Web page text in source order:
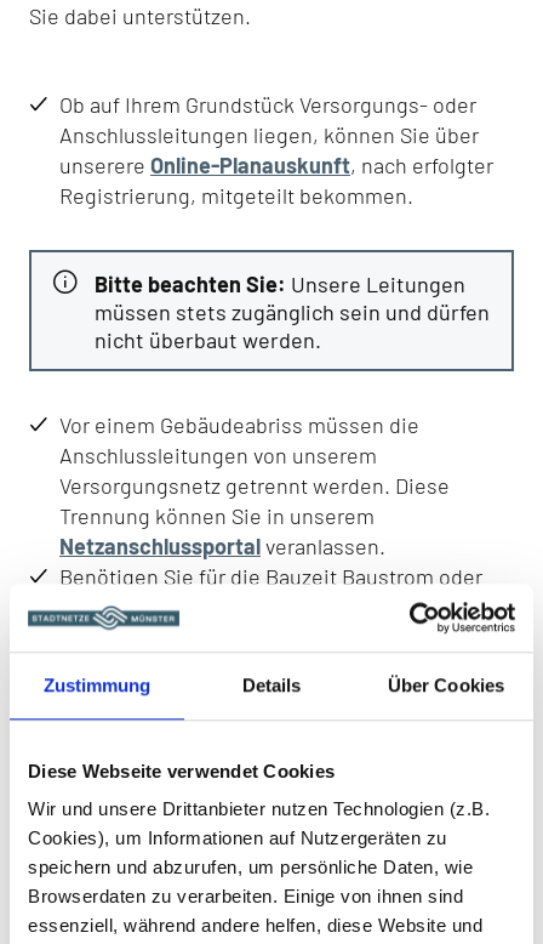
Zustimmung Details Über Cookies
Diese Webseite verwendet Cookies
Wir und unsere Drittanbieter nutzen Technologien (z.B.
Cookies), um Informationen auf Nutzergeräten zu
speichern und abzurufen, um persönliche Daten, wie
Browserdaten zu verarbeiten. Einige von ihnen sind
essenziell, während andere helfen, diese Website und
Sie dabei unterstützen.
Ob auf Ihrem Grundstück Versorgungs- oder
Anschlussleitungen liegen, können Sie über
unserere Online-Planauskunft, nach erfolgter
Registrierung, mitgeteilt bekommen.
Bitte beachten Sie: Unsere Leitungen
müssen stets zugänglich sein und dürfen
nicht überbaut werden.
Vor einem Gebäudeabriss müssen die
Anschlussleitungen von unserem
Versorgungsnetz getrennt werden. Diese
Trennung können Sie in unserem
Netzanschlussportalveranlassen.
Benötigen Sie für die Bauzeit Baustrom oder
Bauwasser, können Sie bei uns einen
Baustromanschluss beauftragen.
Installateur nach der Erstellung des
Anschlusses noch die Montage und
Inbetriebsetzung des Zählers veranlassen.
schriftlich zu beauftragen.
Für eine perfekte Versorgung mit Strom, Wasser,
Wärme oder Gas sind eine Reihe von